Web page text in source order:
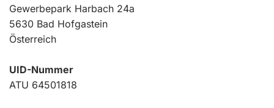
Gewerbepark Harbach 24a
5630 Bad Hofgastein
Österreich
UID-Nummer
ATU 64501818